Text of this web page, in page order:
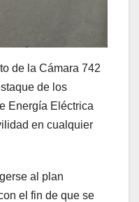
de la Cámara 742
de los
Energía Eléctrica
en cualquier
al plan
el fin de que se